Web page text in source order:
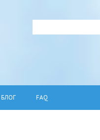
БЛОГ FAQ